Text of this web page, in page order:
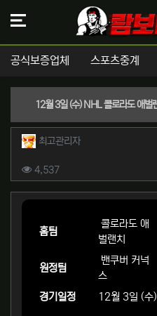
공식보증업체 스포츠중계
작성자 정보
최고관리자작성
컨텐츠 정보
4,537조회
본문
홈팀
콜로라도 애
벌랜치
원정팀
밴쿠버 커넉
스
경기일정
12월 3일 (수)